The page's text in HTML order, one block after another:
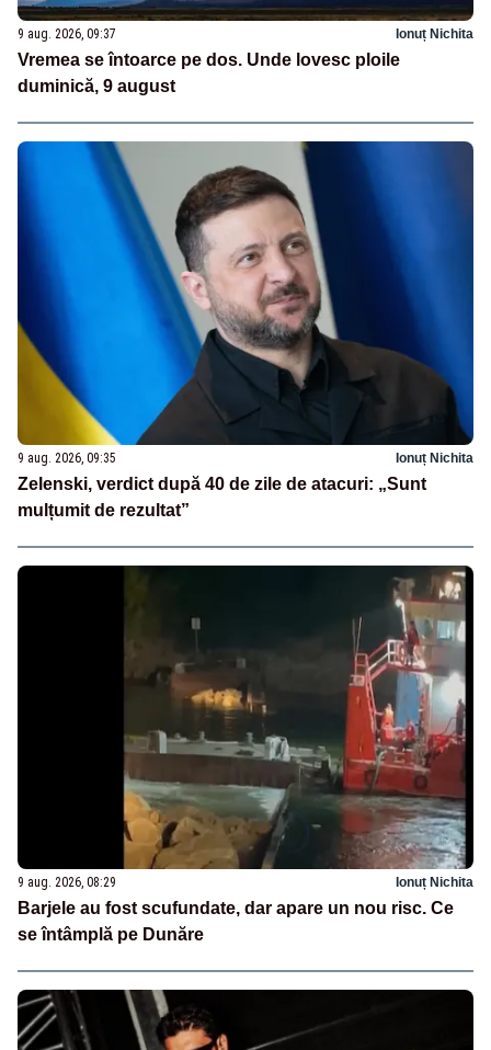
9 aug. 2026, 09:37 Ionuț Nichita
Vremea se întoarce pe dos. Unde lovesc ploile
duminică, 9 august
9 aug. 2026, 09:35 Ionuț Nichita
Zelenski, verdict după 40 de zile de atacuri: „Sunt
mulțumit de rezultat”
9 aug. 2026, 08:29 Ionuț Nichita
Barjele au fost scufundate, dar apare un nou risc. Ce
se întâmplă pe Dunăre